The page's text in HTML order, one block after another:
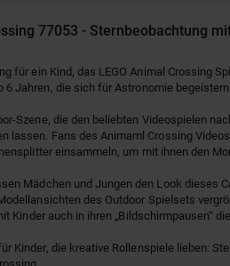
77053 - Sternbeobachtung
für ein Kind, das LEGO Animal Crossing
6 Jahren, die sich für Astronomie
Szene, die den beliebten Videospielen
lassen. Fans des Animaml Crossing
einsammeln, um mit ihnen den
Mädchen und Jungen den Look dieses
des Outdoor Spielsets
Kinder auch in ihren „Bildschirmpausen“
Kinder, die kreative Rollenspiele lieben: